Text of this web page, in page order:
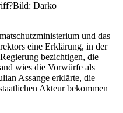
Bild: Darko
und das
eine Erklärung, in der
bezichtigen, die
wies die Vorwürfe als
Assange erklärte, die
Akteur bekommen